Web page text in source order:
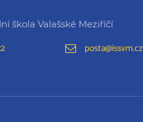
škola Valašské Meziříčí
posta@issvm.cz